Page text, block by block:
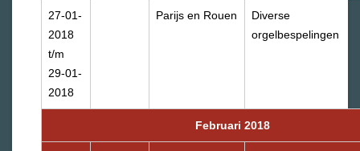
27-01-
2018
t/m
29-01-
2018
Parijs en Rouen
Diverse
orgelbespelingen
Februari 2018